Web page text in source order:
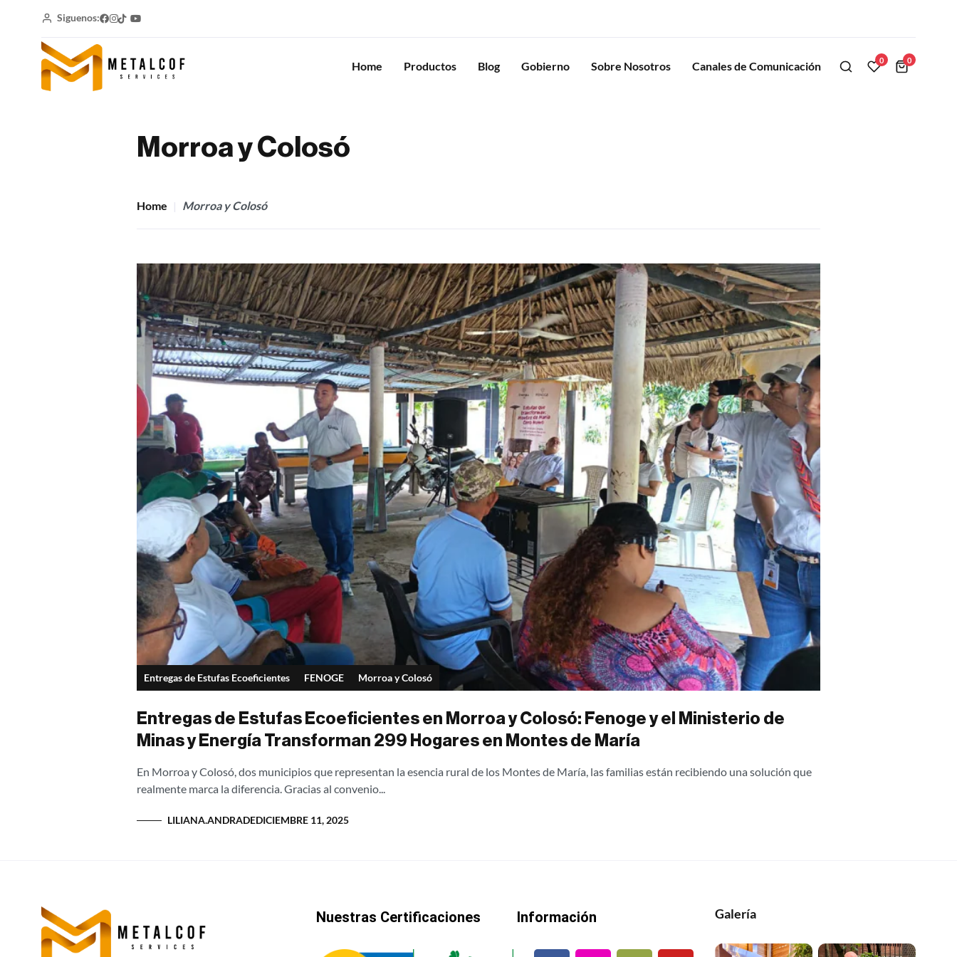
Siguenos:
Home Productos Blog Gobierno Sobre Nosotros Canales de Comunicación 0 0
Morroa y Colosó
Home Morroa y Colosó
Entregas de Estufas Ecoeficientes FENOGE Morroa y Colosó
Entregas de Estufas Ecoeficientes en Morroa y Colosó: Fenoge y el Ministerio de
Minas y Energía Transforman 299 Hogares en Montes de María
En Morroa y Colosó, dos municipios que representan la esencia rural de los Montes de María, las familias están recibiendo una solución que
realmente marca la diferencia. Gracias al convenio...
LILIANA.ANDRADEDICIEMBRE 11, 2025
Nuestras Certificaciones Información Galería